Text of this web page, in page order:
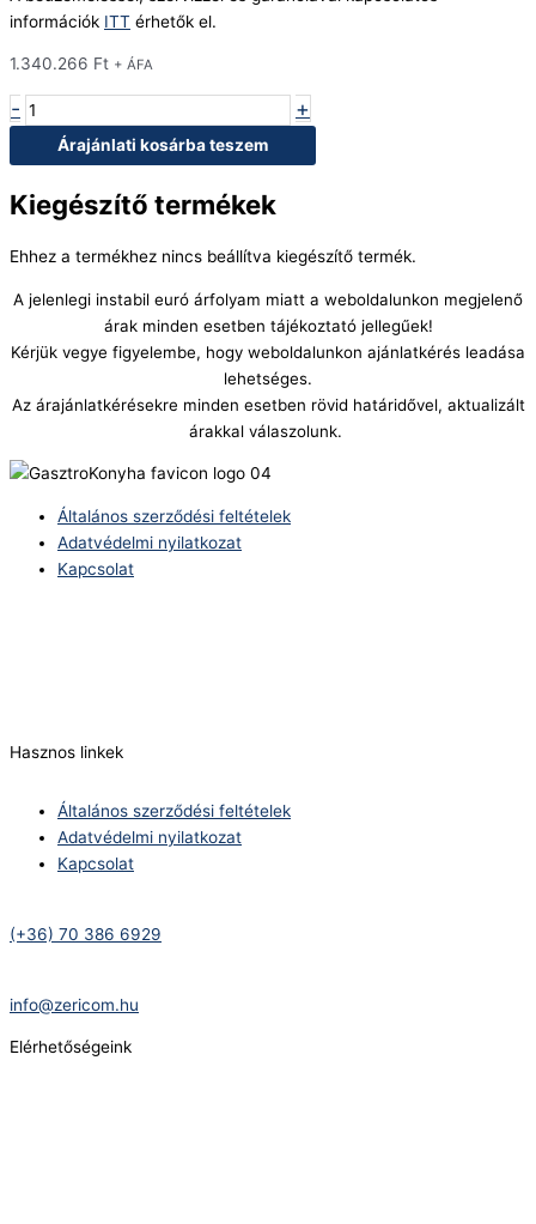
információk ITT érhetők el.
1.340.266 Ft + ÁFA
- +
Árajánlati kosárba teszem
Kiegészítő termékek
Ehhez a termékhez nincs beállítva kiegészítő termék.
A jelenlegi instabil euró árfolyam miatt a weboldalunkon megjelenő
árak minden esetben tájékoztató jellegűek!
Kérjük vegye figyelembe, hogy weboldalunkon ajánlatkérés leadása
lehetséges.
Az árajánlatkérésekre minden esetben rövid határidővel, aktualizált
árakkal válaszolunk.
Általános szerződési feltételek
Adatvédelmi nyilatkozat
Kapcsolat
Hasznos linkek
Általános szerződési feltételek
Adatvédelmi nyilatkozat
Kapcsolat
(+36) 70 386 6929
info@zericom.hu
Elérhetőségeink